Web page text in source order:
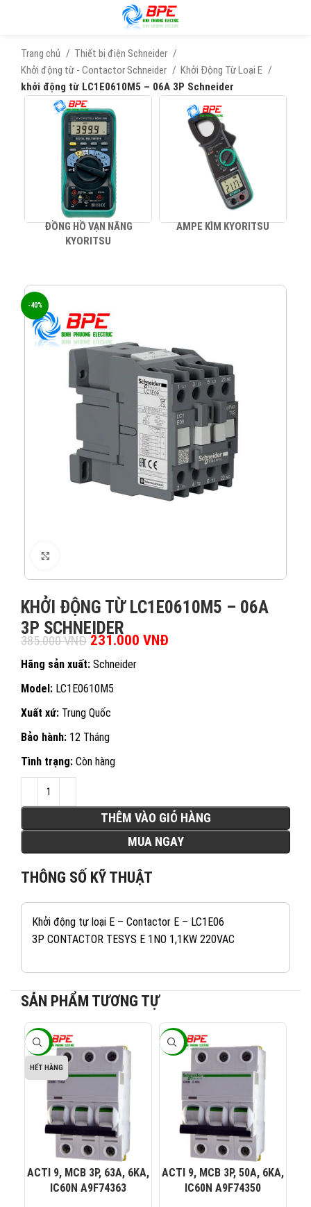
Trang chủ
Thiết bị điện Schneider
Khởi động từ - Contactor Schneider
Khởi Động Từ Loại E
khởi động từ LC1E0610M5 – 06A 3P Schneider
ĐỒNG HỒ VẠN NĂNG
KYORITSU
AMPE KÌM KYORITSU
-40%
KHỞI ĐỘNG TỪ LC1E0610M5 – 06A
3P SCHNEIDER
385.000VNĐ Giá gốc là: 385.000 VNĐ.
231.000 VNĐ
Hãng sản xuất: Schneider
Model: LC1E0610M5
Xuất xứ: Trung Quốc
Bảo hành: 12 Tháng
Tình trạng: Còn hàng
THÊM VÀO GIỎ HÀNG
MUA NGAY
THÔNG SỐ KỸ THUẬT
Khởi động tự loại E – Contactor E – LC1E06
3P CONTACTOR TESYS E 1NO 1,1KW 220VAC
SẢN PHẨM TƯƠNG TỰ
-40%
HẾT HÀNG
ACTI 9, MCB 3P, 63A, 6KA,
IC60N A9F74363
-40%
ACTI 9, MCB 3P, 50A, 6KA,
IC60N A9F74350
KINH DOANH 1: 082 234 2688
KINH DOANH 2: 0965 101 613
KINH DOANH 3: 0824 927 568
KINH DOANH 4: 0823 944 186